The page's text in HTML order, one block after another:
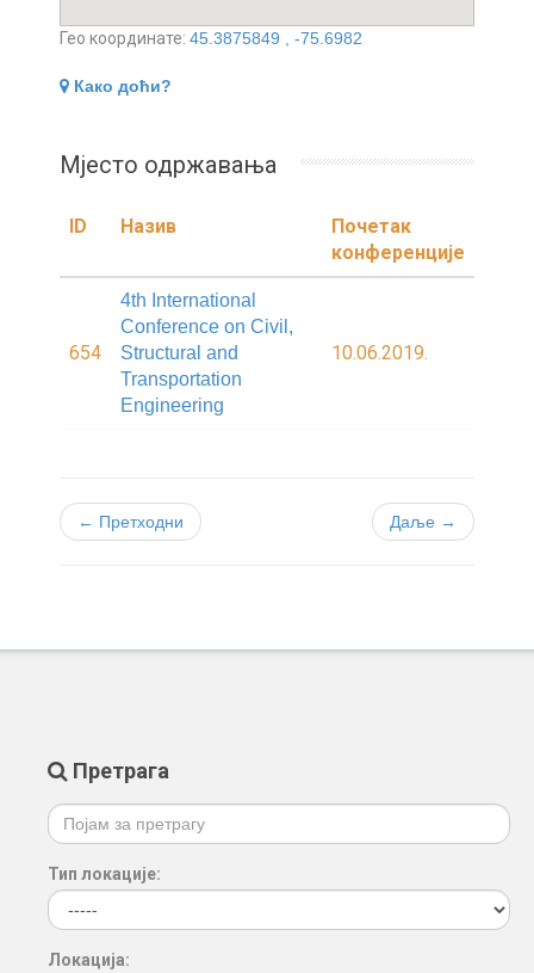
Гео координате: 45.3875849 , -75.6982
Како доћи?
Мјесто одржавања
ID Назив
Почетак
конференције
654
4th International
Conference on Civil,
Structural and
Transportation
Engineering
10.06.2019.
← Претходни Даље →
Претрага
Тип локације:
Локација: